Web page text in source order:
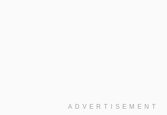
ADVERTISEMENT